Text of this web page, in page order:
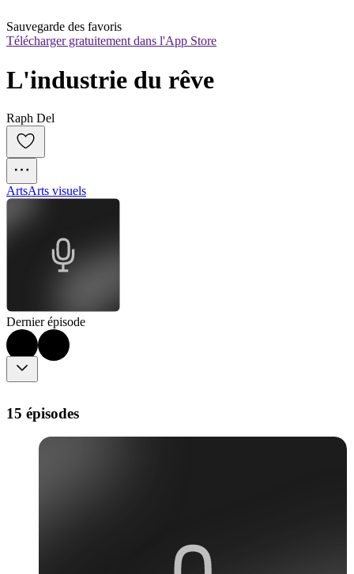
Sauvegarde des favoris
Télécharger gratuitement dans l'App Store
L'industrie du rêve
Raph Del
ArtsArts visuels
Dernier épisode
15 épisodes